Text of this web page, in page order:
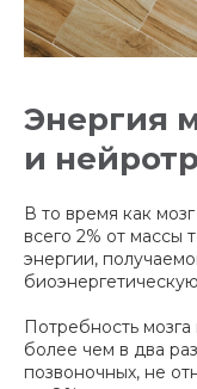
Энергия
и
В то время как
всего 2% от массы
энергии,
Потребность мозга
более чем в два
позвоночных, не